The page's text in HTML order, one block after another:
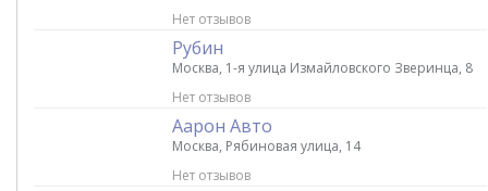
Нет отзывов
Рубин
Москва, 1-я улица Измайловского Зверинца, 8
Нет отзывов
Аарон Авто
Москва, Рябиновая улица, 14
Нет отзывов